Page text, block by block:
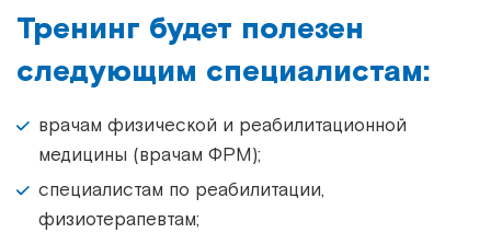
Тренинг будет полезен
следующим специалистам:
врачам физической и реабилитационной
медицины (врачам ФРМ);
специалистам по реабилитации,
физиотерапевтам;